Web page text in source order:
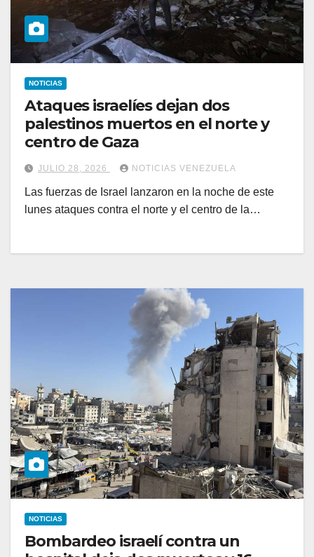
NOTICIAS
Ataques israelíes dejan dos
palestinos muertos en el norte y
centro de Gaza
JULIO 28, 2026 NOTICIAS VENEZUELA
Las fuerzas de Israel lanzaron en la noche de este
lunes ataques contra el norte y el centro de la…
NOTICIAS
Bombardeo israelí contra un